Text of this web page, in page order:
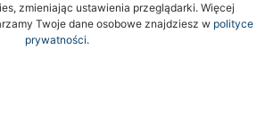
zmieniając ustawienia przeglądarki. Więcej
Twoje dane osobowe znajdziesz w polityce
prywatności.